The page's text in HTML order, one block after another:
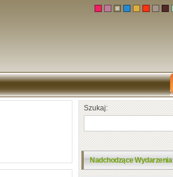
Szukaj:
Nadchodzące Wydarzenia